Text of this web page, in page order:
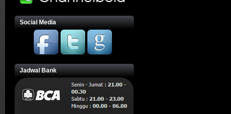
Social Media
Jadwal Bank